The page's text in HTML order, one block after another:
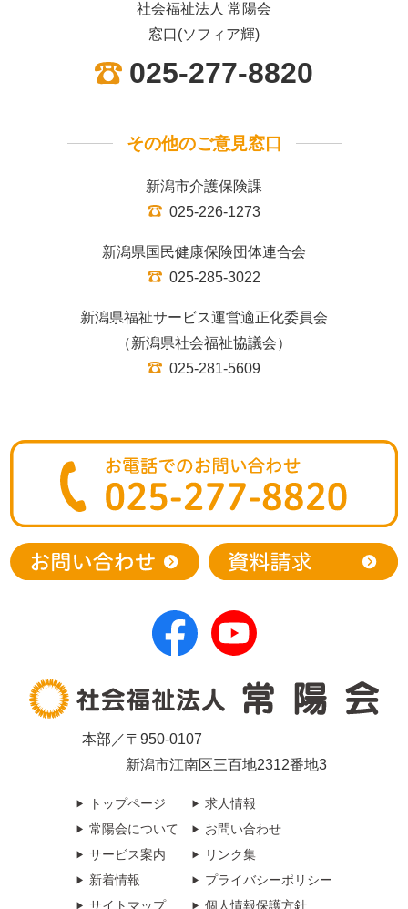
社会福祉法人 常陽会
窓口(ソフィア輝)
025-277-8820
その他のご意見窓口
新潟市介護保険課
025-226-1273
新潟県国民健康保険団体連合会
025-285-3022
新潟県福祉サービス運営適正化委員会
（新潟県社会福祉協議会）
025-281-5609
本部／〒950-0107
新潟市江南区三百地2312番地3
トップページ
常陽会について
サービス案内
新着情報
サイトマップ
求人情報
お問い合わせ
リンク集
プライバシーポリシー
個人情報保護方針